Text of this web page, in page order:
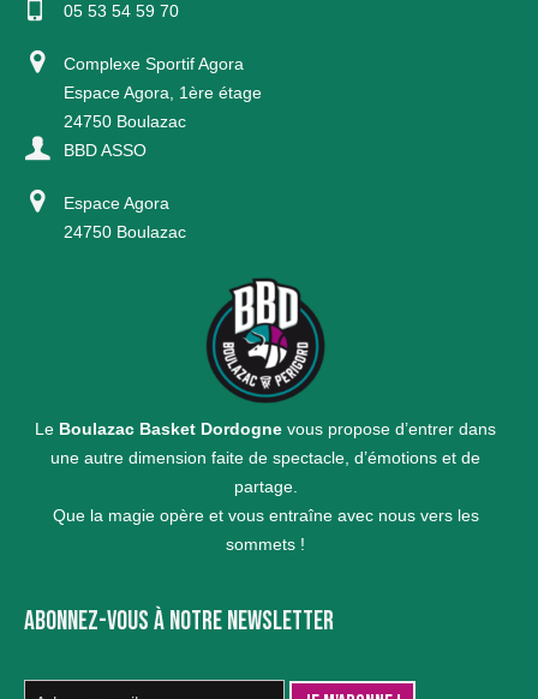
05 53 54 59 70
Complexe Sportif Agora
Espace Agora, 1ère étage
24750 Boulazac
BBD ASSO
Espace Agora
24750 Boulazac
Le Boulazac Basket Dordogne vous propose d’entrer dans
une autre dimension faite de spectacle, d’émotions et de
partage.
Que la magie opère et vous entraîne avec nous vers les
sommets !
ABONNEZ-VOUS À NOTRE NEWSLETTER